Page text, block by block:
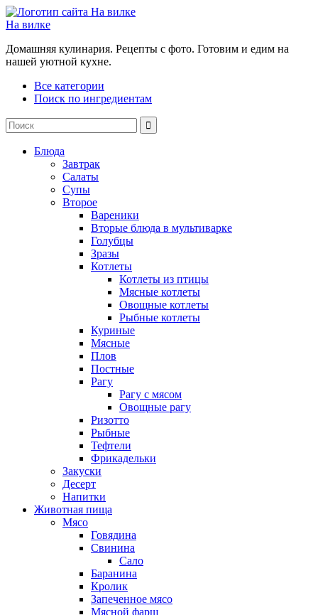
На вилке
Домашняя кулинария. Рецепты с фото. Готовим и едим на
нашей уютной кухне.
Все категории
Поиск по ингредиентам
Блюда
Завтрак
Салаты
Супы
Второе
Вареники
Вторые блюда в мультиварке
Голубцы
Зразы
Котлеты
Котлеты из птицы
Мясные котлеты
Овощные котлеты
Рыбные котлеты
Куриные
Мясные
Плов
Постные
Рагу
Рагу с мясом
Овощные рагу
Ризотто
Рыбные
Тефтели
Фрикадельки
Закуски
Десерт
Напитки
Животная пища
Мясо
Говядина
Свинина
Сало
Баранина
Кролик
Запеченное мясо
Мясной фарш